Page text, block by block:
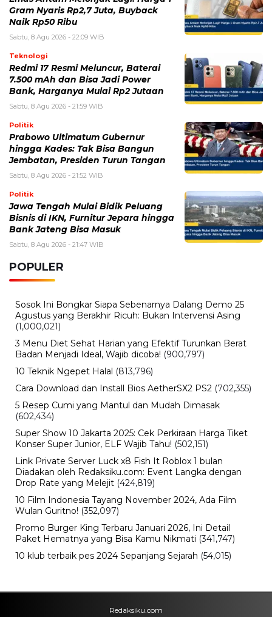
BERITA TERKAIT
Sabtu, 8 Agustus 2026 - 22:09 WIB
Emas Antam Melonjak Lagi! Harga 1 Gram Nyaris Rp2,7
Juta, Buyback Naik Rp50 Ribu
Sabtu, 8 Agustus 2026 - 21:02 WIB
India Ramai-ramai Jual Saham BUMN, Target Raup
Rp126 Triliun demi Jaga Defisit
Kamis, 6 Agustus 2026 - 15:09 WIB
Harga Emas Antam Hari Ini, Cek Pergerakan Harga
Logam Mulia Terbaru
Jumat, 31 Juli 2026 - 13:43 WIB
4 Tanda Tindakan Bullying di Tempat Kerja
Rabu, 29 Juli 2026 - 21:56 WIB
Saham GOTO Jadi Sorotan Investor, Perkembangan
BERITA TERBARU
Viral
Penangkal Petir TVRI Diringkus,
Kerugian Rp80 Juta
Sabtu, 8 Agu 2026 - 22:27 WIB
Keuangan
Emas Antam Melonjak Lagi! Harga 1
Gram Nyaris Rp2,7 Juta, Buyback
Naik Rp50 Ribu
Sabtu, 8 Agu 2026 - 22:09 WIB
Teknologi
Redmi 17 Resmi Meluncur, Baterai
7.500 mAh dan Bisa Jadi Power
Bank, Harganya Mulai Rp2 Jutaan
Sabtu, 8 Agu 2026 - 21:59 WIB
Politik
Jembatan, Presiden Turun Tangan